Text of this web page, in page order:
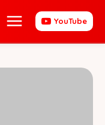
YouTube